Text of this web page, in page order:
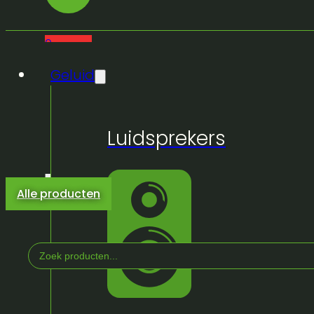
0
Geluid
Luidsprekers
Alle producten
Search
...
/ Winkel/Geluid Micro's/IEM en